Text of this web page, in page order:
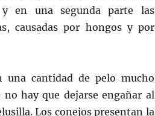
en una segunda parte las
causadas por hongos y por
una cantidad de pelo mucho
hay que dejarse engañar al
Los conejos presentan la